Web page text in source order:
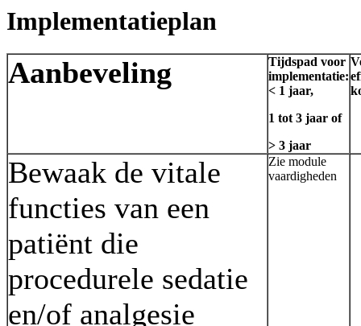
Implementatieplan
Aanbeveling
Tijdspad voor
implementatie:
< 1 jaar,
1 tot 3 jaar of
> 3 jaar
Bewaak de vitale
functies van een
patiënt die
procedurele sedatie
en/of analgesie
Zie module
vaardigheden